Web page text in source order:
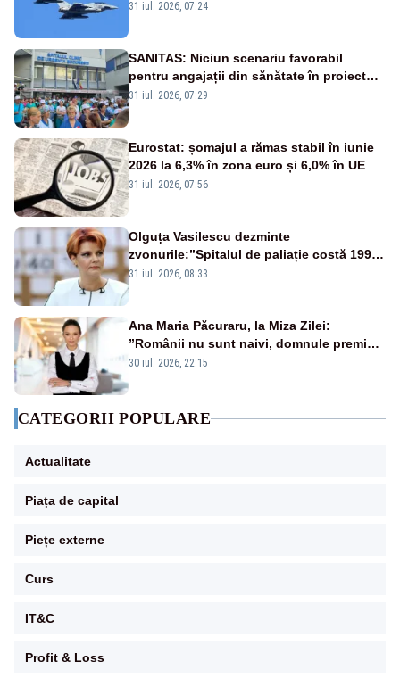
Eurofighter britanice au fost ridicate de la
31 iul. 2026, 07:24
SANITAS: Niciun scenariu favorabil
pentru angajații din sănătate în proiectul
Legii salarizării
31 iul. 2026, 07:29
Eurostat: șomajul a rămas stabil în iunie
2026 la 6,3% în zona euro și 6,0% în UE
31 iul. 2026, 07:56
Olguța Vasilescu dezminte
zvonurile:”Spitalul de paliație costă 199
de milioane de euro, nu 500 de milioane”
31 iul. 2026, 08:33
Ana Maria Păcuraru, la Miza Zilei:
”Românii nu sunt naivi, domnule premier
Bolojan”
30 iul. 2026, 22:15
CATEGORII POPULARE
Actualitate
Piața de capital
Piețe externe
Curs
IT&C
Profit & Loss